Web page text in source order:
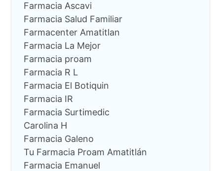
Farmacia Ascavi
Farmacia Salud Familiar
Farmacenter Amatitlan
Farmacia La Mejor
Farmacia proam
Farmacia R L
Farmacia El Botiquin
Farmacia IR
Farmacia Surtimedic
Carolina H
Farmacia Galeno
Tu Farmacia Proam Amatitlán
Farmacia Emanuel